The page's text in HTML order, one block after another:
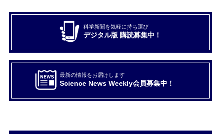
科学新聞を気軽に持ち運び
デジタル版 購読募集中！
最新の情報をお届けします
Science News Weekly会員募集中！